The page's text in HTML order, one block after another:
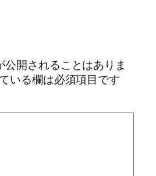
公開されることはありま
いる欄は必須項目です